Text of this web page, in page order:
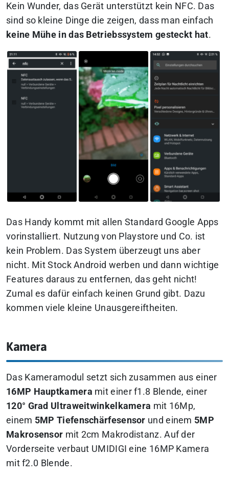
Kein Wunder, das Gerät unterstützt kein NFC. Das
sind so kleine Dinge die zeigen, dass man einfach
keine Mühe in das Betriebssystem gesteckt hat.
Das Handy kommt mit allen Standard Google Apps
vorinstalliert. Nutzung von Playstore und Co. ist
kein Problem. Das System überzeugt uns aber
nicht. Mit Stock Android werben und dann wichtige
Features daraus zu entfernen, das geht nicht!
Zumal es dafür einfach keinen Grund gibt. Dazu
kommen viele kleine Unausgereiftheiten.
Kamera
Das Kameramodul setzt sich zusammen aus einer
16MP Hauptkamera mit einer f1.8 Blende, einer
120° Grad Ultraweitwinkelkamera mit 16Mp,
einem 5MP Tiefenschärfesensor und einem 5MP
Makrosensor mit 2cm Makrodistanz. Auf der
Vorderseite verbaut UMIDIGI eine 16MP Kamera
mit f2.0 Blende.